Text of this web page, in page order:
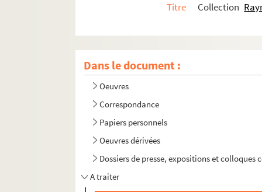
Titre
Collection
Dans le document :
Oeuvres
Correspondance
Papiers personnels
Oeuvres dérivées
Dossiers de presse, expositions et colloques
A traiter